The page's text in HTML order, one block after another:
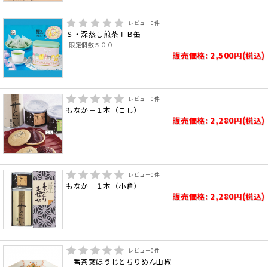
レビュー0件
Ｓ・深蒸し煎茶ＴＢ缶
限定個数５００
販売価格: 2,500円(税込)
レビュー0件
もなか－１本（こし）
販売価格: 2,280円(税込)
レビュー0件
もなか－１本（小倉）
販売価格: 2,280円(税込)
レビュー0件
一番茶葉ほうじとちりめん山椒